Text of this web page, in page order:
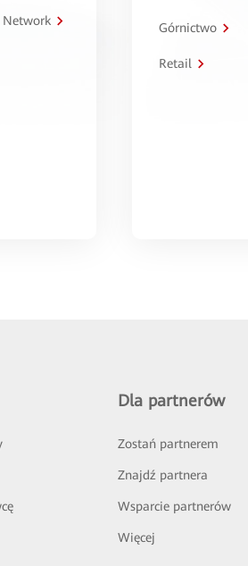
Network Górnictwo
Retail
Dla partnerów
Zostań partnerem
Znajdź partnera
Wsparcie partnerów
Więcej